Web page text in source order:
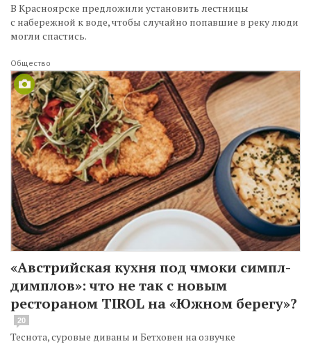
В Красноярске предложили установить лестницы
с набережной к воде, чтобы случайно попавшие в реку люди
могли спастись.
Общество
«Австрийская кухня под чмоки симпл-
димплов»: что не так с новым
рестораном TIROL на «Южном берегу»?
20
Теснота, суровые диваны и Бетховен на озвучке